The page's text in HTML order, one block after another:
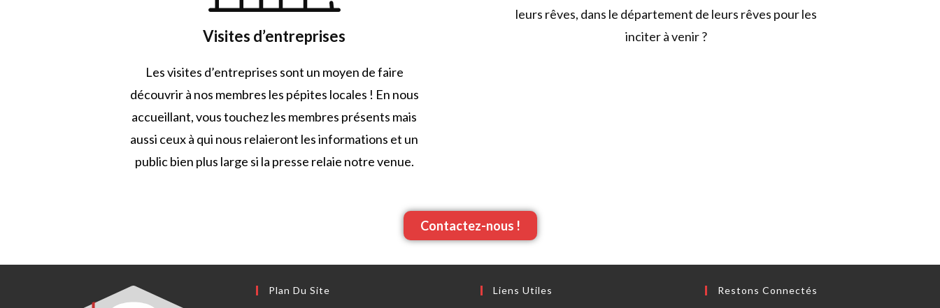
Visites d’entreprises
Les visites d’entreprises sont un moyen de faire
découvrir à nos membres les pépites locales ! En nous
accueillant, vous touchez les membres présents mais
aussi ceux à qui nous relaieront les informations et un
public bien plus large si la presse relaie notre venue.
leurs rêves, dans le département de leurs rêves pour les
inciter à venir ?
Contactez-nous !
Plan Du Site
Liens Utiles
Restons Connectés